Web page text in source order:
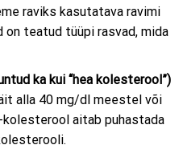
raviks kasutatava ravimi
teatud tüüpi rasvad, mida
ka kui “hea kolesterool”)
alla 40 mg/dl meestel või
aitab puhastada